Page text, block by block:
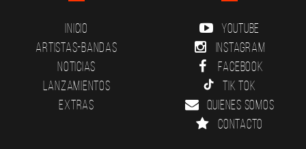
Inicio
Artistas-Bandas
Noticias
Lanzamientos
Extras
YouTube
Instagram
Facebook
Tik Tok
Quienes somos
Contacto